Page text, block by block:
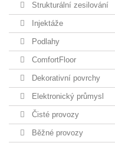
Strukturální zesilování
Injektáže
Podlahy
ComfortFloor
Dekorativní povrchy
Elektronický průmysl
Čisté provozy
Běžné provozy